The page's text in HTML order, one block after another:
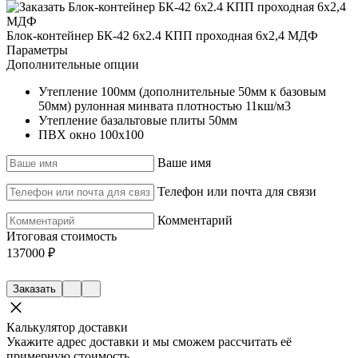
Доска 25мм+OSB 9мм+линолеум
Утепление
пол, стены, крыша 50мм
Окна
Пол, стены, крыша
Блок-контейнер БК-42 6х2.4 КПП проходная 6х2,4 МДФ
Параметры
Дополнительные опции
Утепление 100мм (дополнительные 50мм к базовым
50мм) рулонная минвата плотностью 11кш/м3
Утепление базальтовые плиты 50мм
ПВХ окно 100х100
Ваше имя
Телефон или почта для связи
Комментарий
Итоговая стоимость
137000 ₽
Заказать
Калькулятор доставки
Укажите адрес доставки и мы сможем рассчитать её